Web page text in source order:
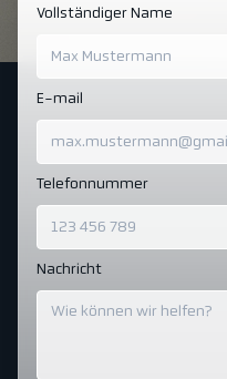
Vollständiger Name
E-mail
Telefonnummer
Nachricht